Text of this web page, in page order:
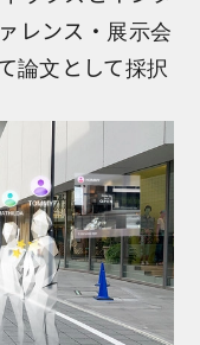
レンス・展示会
論文として採択